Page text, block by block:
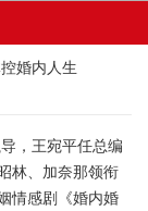
婚内人生
，王宛平任总编
林、加奈那领衔
情感剧《婚内婚